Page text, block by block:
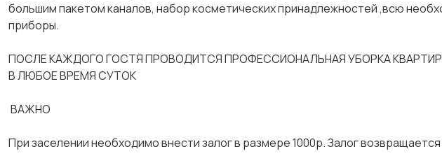
большим пакетом каналов, набор косметических принадлежностей ,всю
приборы.
ПОСЛЕ КАЖДОГО ГОСТЯ ПРОВОДИТСЯ ПРОФЕССИОНАЛЬНАЯ УБОРКА
В ЛЮБОЕ ВРЕМЯ СУТОК
️️️ ВАЖНО️️️
При заселении необходимо внести залог в размере 1000р. Залог